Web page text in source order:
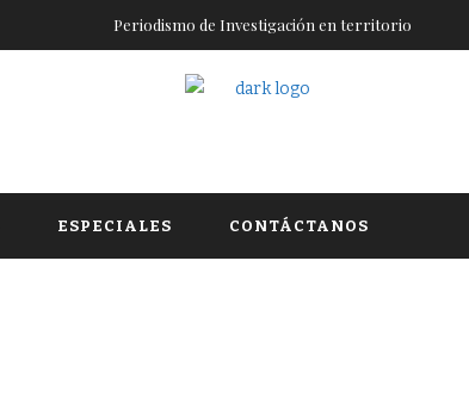
Periodismo de Investigación en territorio
ESPECIALES CONTÁCTANOS